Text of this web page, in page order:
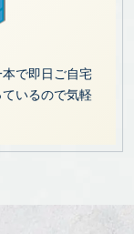
で即日ご自宅
いるので気軽